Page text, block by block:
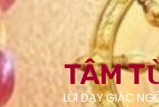
Skip
to
content
TÂM
LỜI DẠY GIÁC